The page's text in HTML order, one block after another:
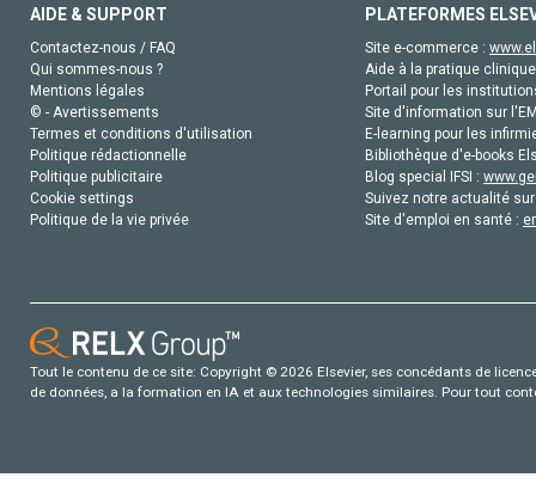
AIDE & SUPPORT
Contactez-nous / FAQ
Qui sommes-nous ?
Mentions légales
© - Avertissements
Termes et conditions d'utilisation
Politique rédactionnelle
Politique publicitaire
Cookie settings
Politique de la vie privée
PLATEFORMES
Site e-commerce :
Aide à la pratique
Portail pour les
Site d'information sur
E-learning pour les
Bibliothèque d'e-books
Blog special IFSI :
Suivez notre actualité
Site d'emploi en santé :
Tout le contenu de ce site: Copyright © 2026 Elsevier, ses concédants de
de données, a la formation en IA et aux technologies similaires. Pour tout